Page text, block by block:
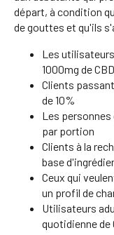
départ, à condition
de gouttes et qu'ils
Les
1000mg de
Clients passant
de 10%
Les
par portion
Clients à la
base
Ceux qui
un profil de
Utilisateurs
quotidienne